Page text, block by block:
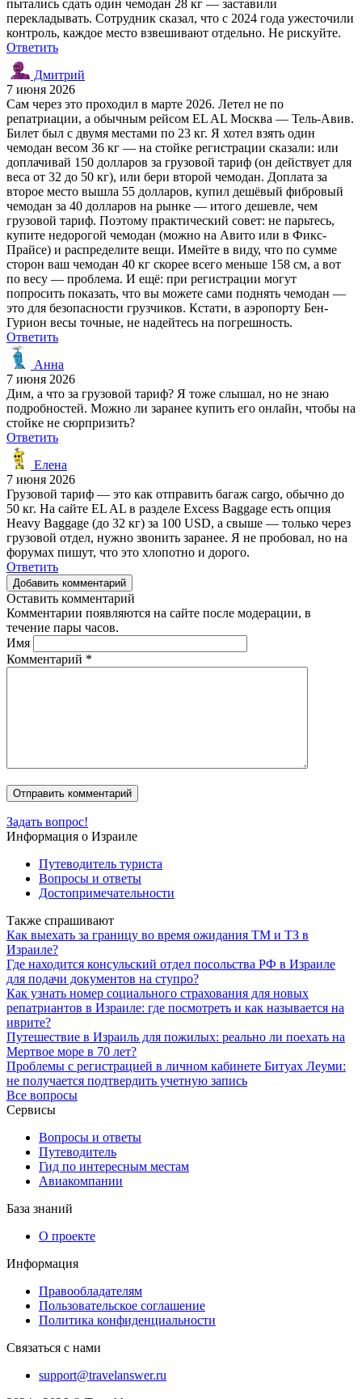
пытались сдать один чемодан 28 кг — заставили
перекладывать. Сотрудник сказал, что с 2024 года ужесточили
контроль, каждое место взвешивают отдельно. Не рискуйте.
Ответить
Дмитрий
7 июня 2026
Сам через это проходил в марте 2026. Летел не по
репатриации, а обычным рейсом EL AL Москва — Тель-Авив.
Билет был с двумя местами по 23 кг. Я хотел взять один
чемодан весом 36 кг — на стойке регистрации сказали: или
доплачивай 150 долларов за грузовой тариф (он действует для
веса от 32 до 50 кг), или бери второй чемодан. Доплата за
второе место вышла 55 долларов, купил дешёвый фибровый
чемодан за 40 долларов на рынке — итого дешевле, чем
грузовой тариф. Поэтому практический совет: не парьтесь,
купите недорогой чемодан (можно на Авито или в Фикс-
Прайсе) и распределите вещи. Имейте в виду, что по сумме
сторон ваш чемодан 40 кг скорее всего меньше 158 см, а вот
по весу — проблема. И ещё: при регистрации могут
попросить показать, что вы можете сами поднять чемодан —
это для безопасности грузчиков. Кстати, в аэропорту Бен-
Гурион весы точные, не надейтесь на погрешность.
Ответить
Анна
7 июня 2026
Дим, а что за грузовой тариф? Я тоже слышал, но не знаю
подробностей. Можно ли заранее купить его онлайн, чтобы на
стойке не сюрпризить?
Ответить
Елена
7 июня 2026
Грузовой тариф — это как отправить багаж cargo, обычно до
50 кг. На сайте EL AL в разделе Excess Baggage есть опция
Heavy Baggage (до 32 кг) за 100 USD, а свыше — только через
грузовой отдел, нужно звонить заранее. Я не пробовал, но на
форумах пишут, что это хлопотно и дорого.
Ответить
Добавить комментарий
Оставить комментарий
Комментарии появляются на сайте после модерации, в
течение пары часов.
Имя
Комментарий *
Задать вопрос!
Информация о Израиле
Путеводитель туриста
Вопросы и ответы
Достопримечательности
Также спрашивают
Как выехать за границу во время ожидания ТМ и ТЗ в
Израиле?
Где находится консульский отдел посольства РФ в Израиле
для подачи документов на ступро?
Как узнать номер социального страхования для новых
репатриантов в Израиле: где посмотреть и как называется на
иврите?
Путешествие в Израиль для пожилых: реально ли поехать на
Мертвое море в 70 лет?
Проблемы с регистрацией в личном кабинете Битуах Леуми:
не получается подтвердить учетную запись
Все вопросы
Сервисы
Вопросы и ответы
Путеводитель
Гид по интересным местам
Авиакомпании
База знаний
О проекте
Информация
Правообладателям
Пользовательское соглашение
Политика конфиденциальности
Связаться с нами
support@travelanswer.ru